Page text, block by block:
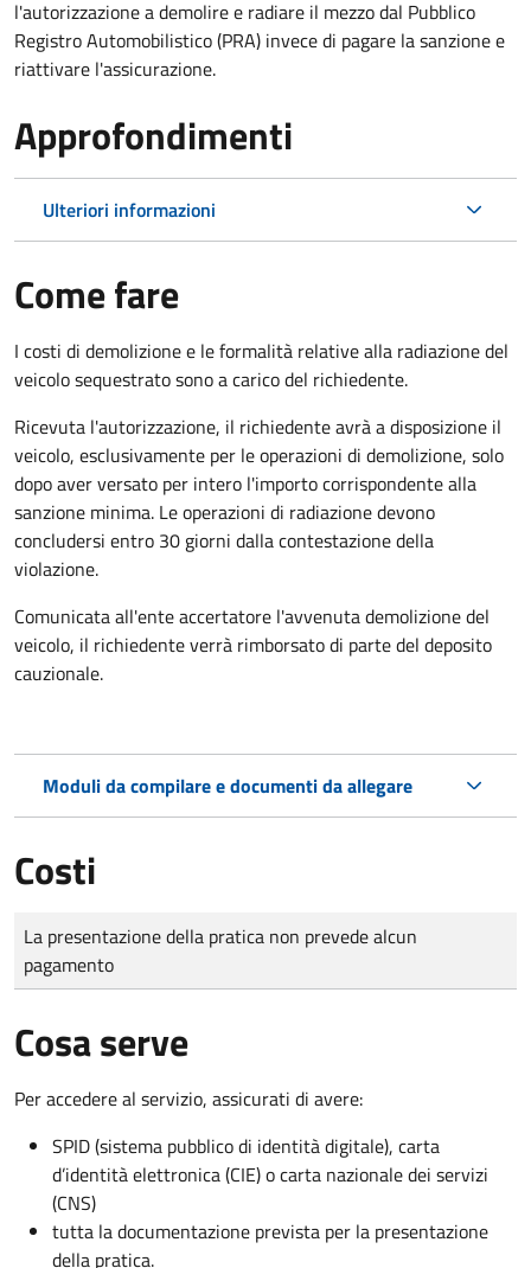
l'autorizzazione a demolire e radiare il mezzo dal Pubblico
Registro Automobilistico (PRA) invece di pagare la sanzione e
riattivare l'assicurazione.
Approfondimenti
Ulteriori informazioni
Come fare
I costi di demolizione e le formalità relative alla radiazione del
veicolo sequestrato sono a carico del richiedente.
Ricevuta l'autorizzazione, il richiedente avrà a disposizione il
veicolo, esclusivamente per le operazioni di demolizione, solo
dopo aver versato per intero l'importo corrispondente alla
sanzione minima. Le operazioni di radiazione devono
concludersi entro 30 giorni dalla contestazione della
violazione.
Comunicata all'ente accertatore l'avvenuta demolizione del
veicolo, il richiedente verrà rimborsato di parte del deposito
cauzionale.
Moduli da compilare e documenti da allegare
Costi
Tipo di pagamento
Importo
La presentazione della pratica non prevede alcun
pagamento
Cosa serve
Per accedere al servizio, assicurati di avere:
SPID (sistema pubblico di identità digitale), carta
d’identità elettronica (CIE) o carta nazionale dei servizi
(CNS)
tutta la documentazione prevista per la presentazione
della pratica.